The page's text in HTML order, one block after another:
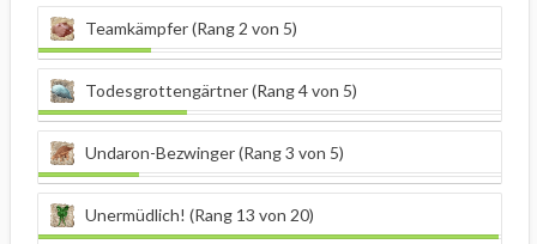
Teamkämpfer (Rang 2 von 5)
Todesgrottengärtner (Rang 4 von 5)
Undaron-Bezwinger (Rang 3 von 5)
Unermüdlich! (Rang 13 von 20)